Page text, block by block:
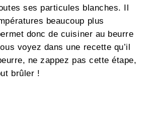
ses particules blanches. Il
beaucoup plus
donc de cuisiner au beurre
voyez dans une recette qu’il
ne zappez pas cette étape,
brûler !